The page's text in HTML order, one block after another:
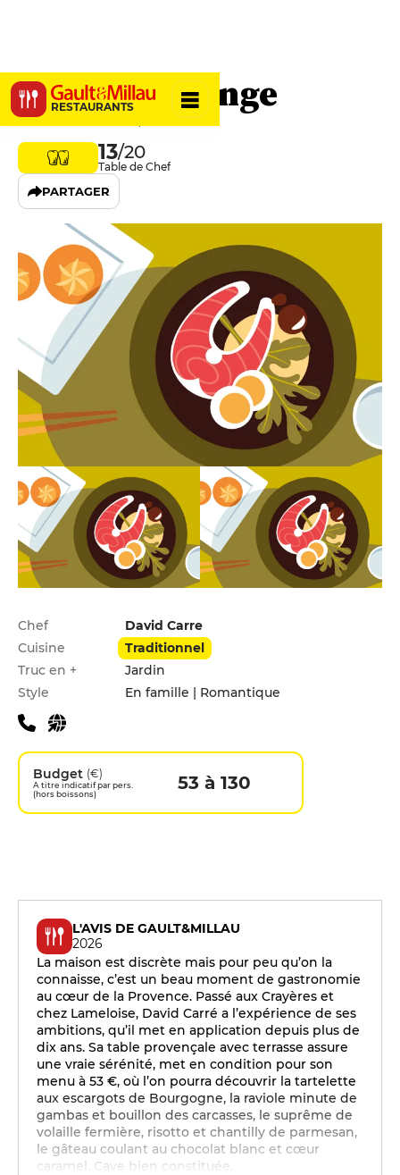
RESTAURANTS
Le Carré d'Ange
83440 Montauroux, France
13/20
Table de Chef
PARTAGER
Infos pratiques
Chef
David Carre
Cuisine
Traditionnel
Truc en +
Jardin
Style
En famille | Romantique
Budget (€)
A titre indicatif par pers.
(hors boissons)
53 à 130
L'AVIS DE GAULT&MILLAU
2026
La maison est discrète mais pour peu qu’on la
connaisse, c’est un beau moment de gastronomie
au cœur de la Provence. Passé aux Crayères et
chez Lameloise, David Carré a l’expérience de ses
ambitions, qu’il met en application depuis plus de
dix ans. Sa table provençale avec terrasse assure
une vraie sérénité, met en condition pour son
menu à 53 €, où l’on pourra découvrir la tartelette
aux escargots de Bourgogne, la raviole minute de
gambas et bouillon des carcasses, le suprême de
volaille fermière, risotto et chantilly de parmesan,
le gâteau coulant au chocolat blanc et cœur
caramel. Cave bien constituée.